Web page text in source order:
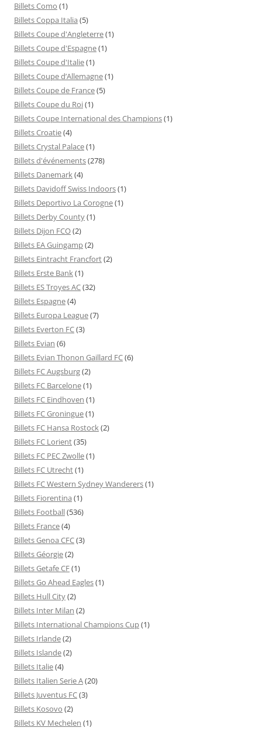
Billets Como (1)
Billets Coppa Italia (5)
Billets Coupe d'Angleterre(1)
Billets Coupe d'Espagne(1)
Billets Coupe d'Italie(1)
Billets Coupe d’Allemagne(1)
Billets Coupe de France(5)
Billets Coupe du Roi(1)
Billets Coupe International des Champions(1)
Billets Croatie(4)
Billets Crystal Palace(1)
Billets d'événements(278)
Billets Danemark(4)
Billets Davidoff Swiss Indoors(1)
Billets Deportivo La Corogne(1)
Billets Derby County(1)
Billets Dijon FCO(2)
Billets EA Guingamp(2)
Billets Eintracht Francfort(2)
Billets Erste Bank(1)
Billets ES Troyes AC(32)
Billets Espagne(4)
Billets Europa League(7)
Billets Everton FC(3)
Billets Evian (6)
Billets Evian Thonon Gaillard FC(6)
Billets FC Augsburg(2)
Billets FC Barcelone(1)
Billets FC Eindhoven (1)
Billets FC Groningue(1)
Billets FC Hansa Rostock(2)
Billets FC Lorient(35)
Billets FC PEC Zwolle(1)
Billets FC Utrecht(1)
Billets FC Western Sydney Wanderers(1)
Billets Fiorentina (1)
Billets Football(536)
Billets France(4)
Billets Genoa CFC(3)
Billets Géorgie(2)
Billets Getafe CF(1)
Billets Go Ahead Eagles(1)
Billets Hull City(2)
Billets Inter Milan (2)
Billets International Champions Cup(1)
Billets Irlande(2)
Billets Islande(2)
Billets Italie(4)
Billets Italien Serie A(20)
Billets Juventus FC(3)
Billets Kosovo (2)
Billets KV Mechelen (1)